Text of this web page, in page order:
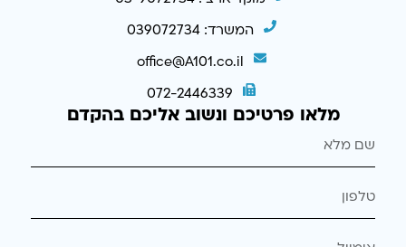
המשרד: 039072734
office@A101.co.il
072-2446339
מלאו פרטיכם ונשוב אליכם בהקדם